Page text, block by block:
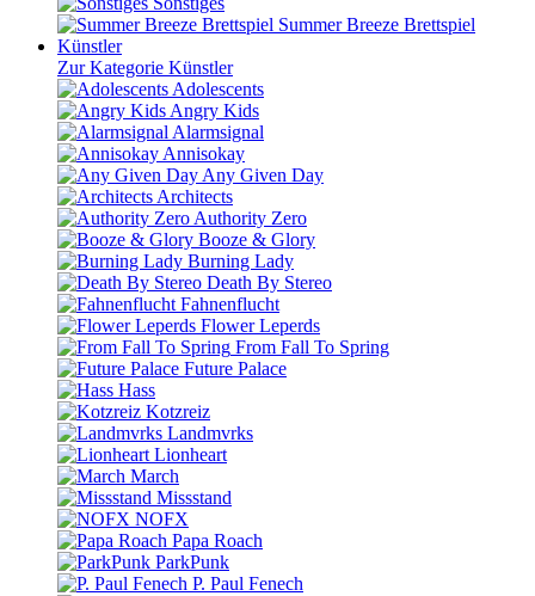
Summer Breeze Brettspiel
Künstler
Zur Kategorie Künstler
Adolescents
Angry Kids
Alarmsignal
Annisokay
Any Given Day
Architects
Authority Zero
Booze & Glory
Burning Lady
Death By Stereo
Fahnenflucht
Flower Leperds
From Fall To Spring
Future Palace
Hass
Kotzreiz
Landmvrks
Lionheart
March
Missstand
NOFX
Papa Roach
ParkPunk
P. Paul Fenech